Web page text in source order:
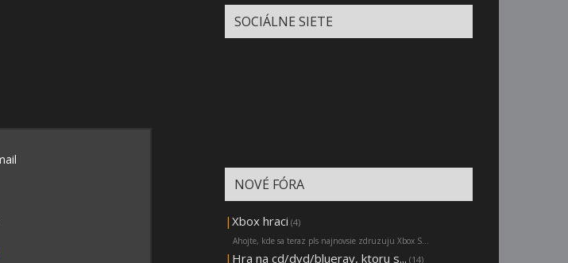
SOCIÁLNE SIETE
NOVÉ FÓRA
| Xbox hraci (4)
Ahojte, kde sa teraz pls najnovsie zdruzuju Xbox S...
| Hra na cd/dvd/blueray, ktoru s... (14)